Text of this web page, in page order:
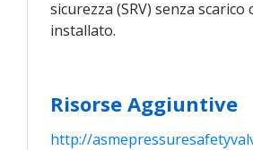
sicurezza (SRV) senza scarico
installato.
Risorse Aggiuntive
http://